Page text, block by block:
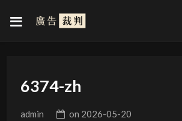
6374-zh
admin on 2026-05-20